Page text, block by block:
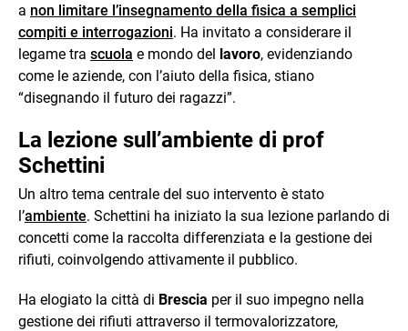
a non limitare l’insegnamento della fisica a semplici
compiti e interrogazioni. Ha invitato a considerare il
legame tra scuola e mondo del lavoro, evidenziando
come le aziende, con l’aiuto della fisica, stiano
“disegnando il futuro dei ragazzi”.
La lezione sull’ambiente di prof
Schettini
Un altro tema centrale del suo intervento è stato
l’ambiente. Schettini ha iniziato la sua lezione parlando di
concetti come la raccolta differenziata e la gestione dei
rifiuti, coinvolgendo attivamente il pubblico.
Ha elogiato la città di Brescia per il suo impegno nella
gestione dei rifiuti attraverso il termovalorizzatore,